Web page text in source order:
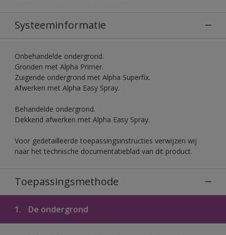
Systeeminformatie
Onbehandelde ondergrond.
Gronden met Alpha Primer.
Zuigende ondergrond met Alpha Superfix.
Afwerken met Alpha Easy Spray.
Behandelde ondergrond.
Dekkend afwerken met Alpha Easy Spray.
Voor gedetailleerde toepassingsinstructies verwijzen wij
naar het technische documentatieblad van dit product.
Toepassingsmethode
1. De ondergrond